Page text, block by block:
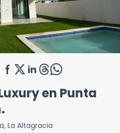
en Punta
, La Altagracia